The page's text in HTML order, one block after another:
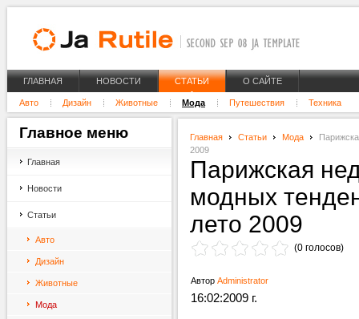
ГЛАВНАЯ НОВОСТИ СТАТЬИ О САЙТЕ
Авто Дизайн Животные Мода Путешествия Техника
Главная Статьи Мода
2009
Парижская
модных
лето 2009
(0 голосов)
Автор Administrator
16:02:2009 г.
Главное меню
Главная
Новости
Статьи
Авто
Дизайн
Животные
Мода